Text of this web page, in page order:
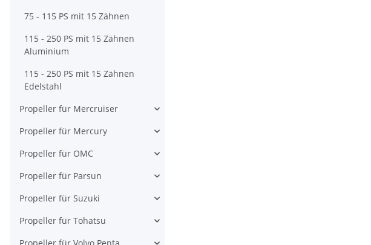
75 - 115 PS mit 15 Zähnen
115 - 250 PS mit 15 Zähnen
Aluminium
115 - 250 PS mit 15 Zähnen
Edelstahl
Propeller für Mercruiser
Propeller für Mercury
Propeller für OMC
Propeller für Parsun
Propeller für Suzuki
Propeller für Tohatsu